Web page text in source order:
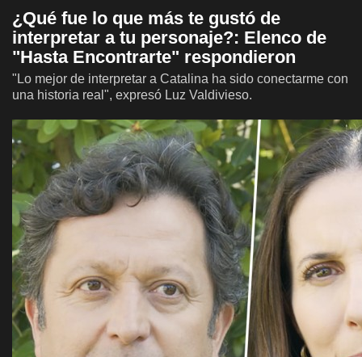
¿Qué fue lo que más te gustó de
interpretar a tu personaje?: Elenco de
"Hasta Encontrarte" respondieron
"Lo mejor de interpretar a Catalina ha sido conectarme con
una historia real", expresó Luz Valdivieso.